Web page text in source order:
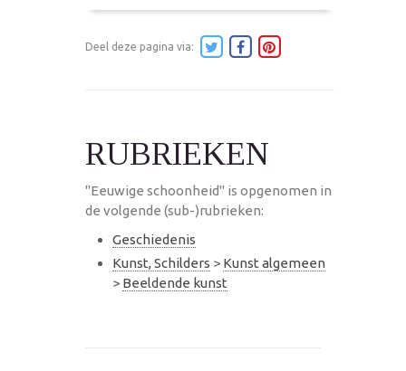
Deel deze pagina via:
RUBRIEKEN
"Eeuwige schoonheid" is opgenomen in
de volgende (sub-)rubrieken:
Geschiedenis
Kunst, Schilders > Kunst algemeen
> Beeldende kunst